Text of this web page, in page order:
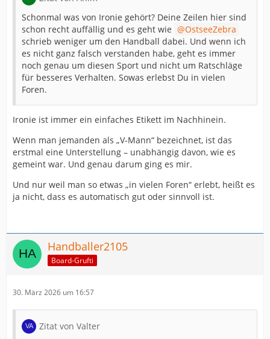
Schonmal was von Ironie gehört? Deine Zeilen hier sind
schon recht auffällig und es geht wie
OstseeZebra
schrieb weniger um den Handball dabei. Und wenn ich
es nicht ganz falsch verstanden habe, geht es immer
noch genau um diesen Sport und nicht um Ratschläge
für besseres Verhalten. Sowas erlebst Du in vielen
Foren.
Ironie ist immer ein einfaches Etikett im Nachhinein.
Wenn man jemanden als „V-Mann“ bezeichnet, ist das
erstmal eine Unterstellung – unabhängig davon, wie es
gemeint war. Und genau darum ging es mir.
Und nur weil man so etwas „in vielen Foren“ erlebt, heißt es
ja nicht, dass es automatisch gut oder sinnvoll ist.
Handballer2105
Board-Grufti
30. März 2026 um 16:57
Zitat von Valter